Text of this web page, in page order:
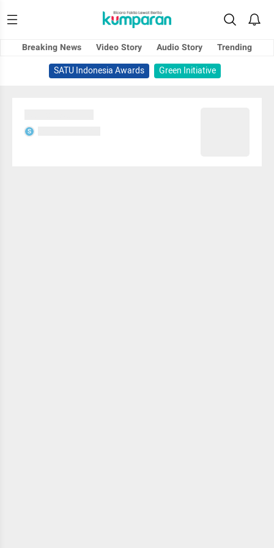
Breaking News Video Story Audio Story
Trending
SATU Indonesia Awards
Green Initiative
S